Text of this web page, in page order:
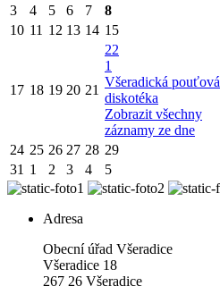
3
4 5 6 7 8
10 11 12 13 14 15
17 18 19 20 21
22
1
Všeradická pouťová
diskotéka
Zobrazit všechny
záznamy ze dne
24 25 26 27 28 29
31 1 2 3 4 5
Adresa
Obecní úřad Všeradice
Všeradice 18
267 26 Všeradice